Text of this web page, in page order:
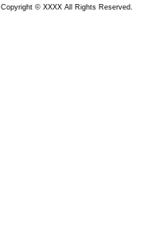
Copyright © XXXX All Rights Reserved.